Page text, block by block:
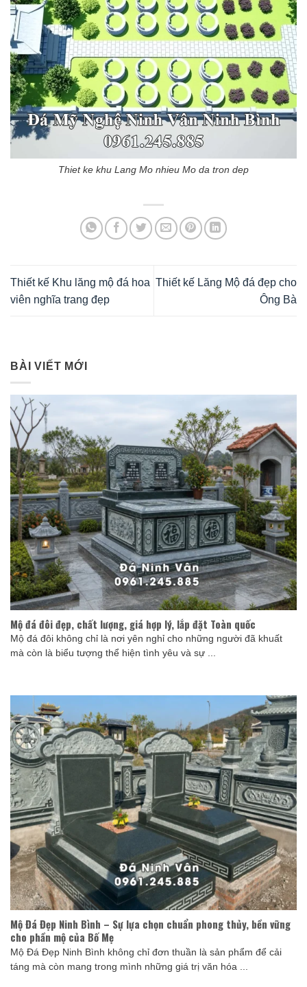
Thiet ke khu Lang Mo nhieu Mo da tron dep
Thiết kế Khu lăng mộ đá hoa
viên nghĩa trang đẹp
Thiết kế Lăng Mộ đá đẹp cho
Ông Bà
BÀI VIẾT MỚI
Mộ đá đôi đẹp, chất lượng, giá hợp lý, lắp đặt Toàn quốc
Mộ đá đôi không chỉ là nơi yên nghỉ cho những người đã khuất
mà còn là biểu tượng thể hiện tình yêu và sự ...
Mộ Đá Đẹp Ninh Bình – Sự lựa chọn chuẩn phong thủy, bền vững
cho phần mộ của Bố Mẹ
Mộ Đá Đẹp Ninh Bình không chỉ đơn thuần là sản phẩm để cải
táng mà còn mang trong mình những giá trị văn hóa ...